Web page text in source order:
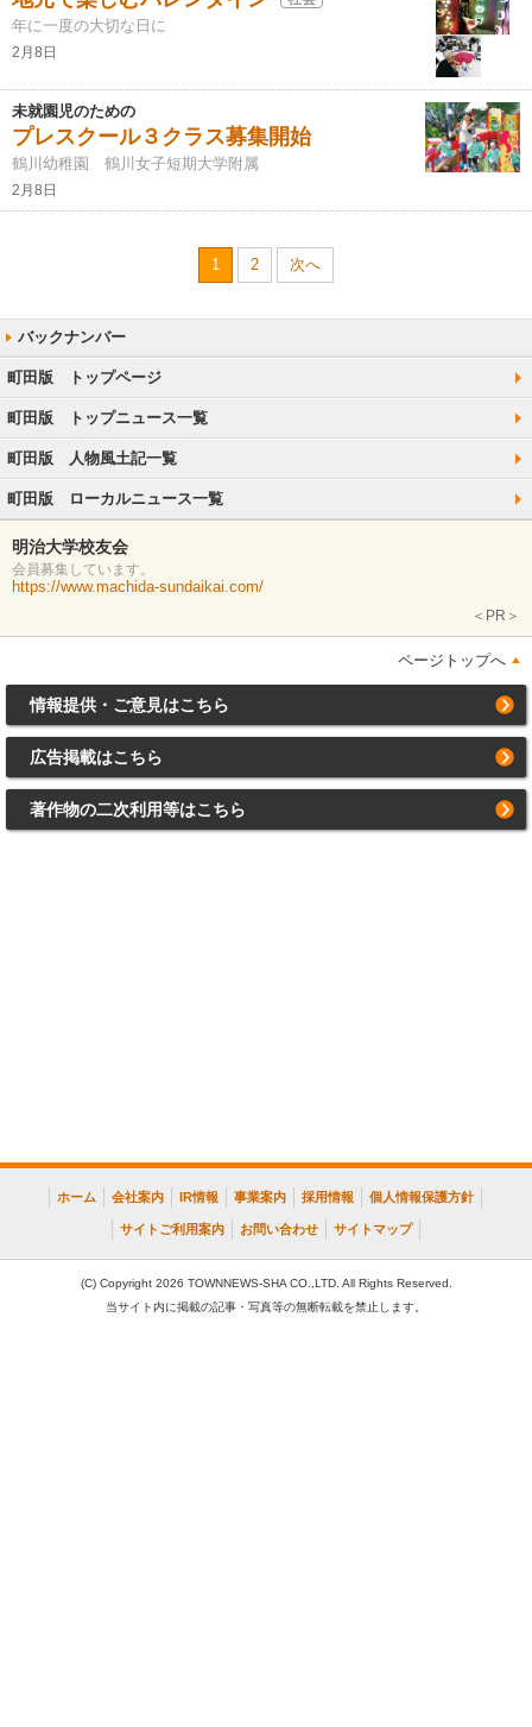
年に一度の大切な日に
2月8日
未就園児のための
プレスクール３クラス募集開始
鶴川幼稚園 鶴川女子短期大学附属
2月8日
1 2 次へ
町田版 トップページ
町田版 トップニュース一覧
町田版 人物風土記一覧
町田版 ローカルニュース一覧
明治大学校友会
会員募集しています。
https://www.machida-sundaikai.com/
＜PR＞
ページトップへ
情報提供・ご意見はこちら
広告掲載はこちら
著作物の二次利用等はこちら
ホーム 会社案内 IR情報 事業案内 採用情報 個人情報保護方針
サイトご利用案内 お問い合わせ サイトマップ
(C) Copyright 2026 TOWNNEWS-SHA CO.,LTD. All Rights Reserved.
当サイト内に掲載の記事・写真等の無断転載を禁止します。